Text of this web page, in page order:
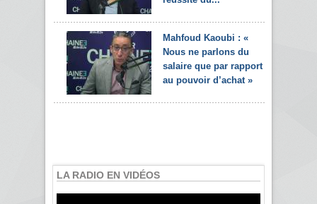
Mahfoud Kaoubi : «
Nous ne parlons du
salaire que par rapport
au pouvoir d’achat »
LA RADIO EN VIDÉOS